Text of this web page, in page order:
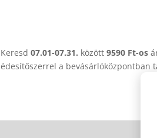
Keresd07.01-07.31. között9590 Ft-os
édesítőszerrel a bevásárlóközpontban